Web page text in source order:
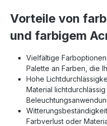
Vorteile von
und farbigem
Vielfältige
Palette an Farben, die
Hohe
Material
Farbverlust oder